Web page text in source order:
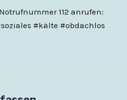
112 anrufen:
#kälte #obdachlos